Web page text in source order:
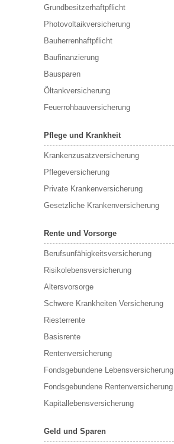
Grundbesitzerhaftpflicht
Photovoltaikversicherung
Bauherrenhaftpflicht
Baufinanzierung
Bausparen
Öltankversicherung
Feuerrohbauversicherung
Pflege und Krankheit
Krankenzusatzversicherung
Pflegeversicherung
Private Krankenversicherung
Gesetzliche Krankenversicherung
Rente und Vorsorge
Berufs­unfähigkeitsversicherung
Risikolebensversicherung
Altersvorsorge
Schwere Krankheiten Versicherung
Riesterrente
Basisrente
Rentenversicherung
Fondsgebundene Lebensversicherung
Fondsgebundene Rentenversicherung
Kapitallebensversicherung
Geld und Sparen